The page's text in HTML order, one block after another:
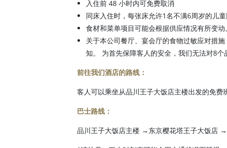
入住前 48 小时内可免费取消
同床入住时，每张床允许1名不满6周岁的儿童
食材和菜单项目可能会根据供应情况有所变动。
关于本公司餐厅、宴会厅的食物过敏应对措
知。 为首先保障客人的安全，我们无法对8个
前往我们酒店的路线：
客人可以乘坐从品川王子大饭店主楼出发的免费
巴士路线：
品川王子大饭店主楼 →东京樱花塔王子大饭店